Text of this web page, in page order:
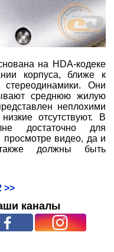
на HDA-кодеке
корпуса, ближе к
Они
среднюю жилую
неплохими
отсутствуют. В
достаточно для
видео, да и
должны быть
>>
каналы